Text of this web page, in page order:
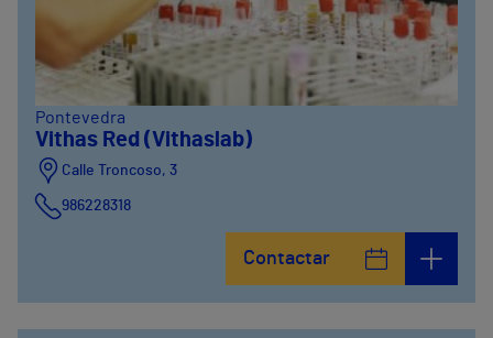
Pontevedra
Vithas Red (Vithaslab)
Calle Troncoso, 3
986228318
Contactar